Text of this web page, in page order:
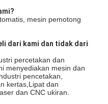
mesin pemotong
dari kami dan tidak dari
percetakan dan
menyediakan mesin dan
pencetakan,
kertas,Lipat dan
dan CNC ukiran.